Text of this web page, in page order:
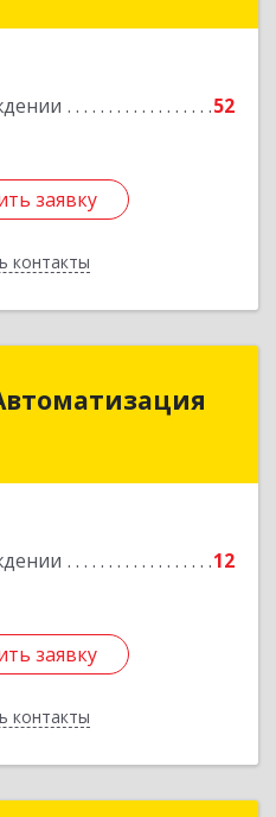
52
заявку
контакты
заявку
12
заявку
контакты
Автоматизация
обл, Кувандыкский р-н,
заявку